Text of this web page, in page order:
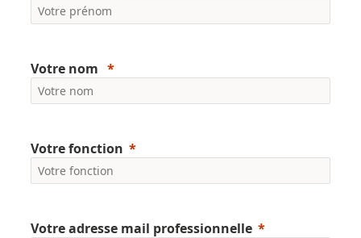
Votre nom
Votre fonction
Votre adresse mail professionnelle